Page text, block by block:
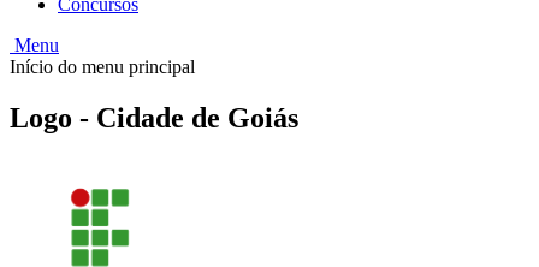
Concursos
Menu
Início do menu principal
Logo - Cidade de Goiás